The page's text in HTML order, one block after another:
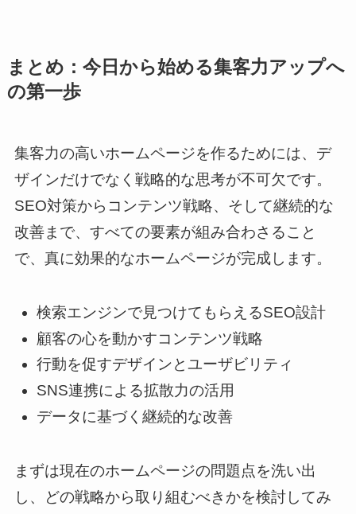
まとめ：今日から始める集客力アップへ
の第一歩
集客力の高いホームページを作るためには、デ
ザインだけでなく戦略的な思考が不可欠です。
SEO対策からコンテンツ戦略、そして継続的な
改善まで、すべての要素が組み合わさること
で、真に効果的なホームページが完成します。
検索エンジンで見つけてもらえるSEO設計
顧客の心を動かすコンテンツ戦略
行動を促すデザインとユーザビリティ
SNS連携による拡散力の活用
データに基づく継続的な改善
まずは現在のホームページの問題点を洗い出
し、どの戦略から取り組むべきかを検討してみ